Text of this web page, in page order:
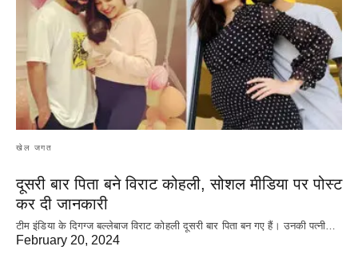
खेल जगत
दूसरी बार‌ पिता बने विराट कोहली, सोशल मीडिया पर पोस्ट
कर दी‌ जानकारी
टीम इंडिया के दिगग्ज बल्लेबाज विराट कोहली दूसरी बार पिता बन गए हैं। उनकी पत्नी…
February 20, 2024